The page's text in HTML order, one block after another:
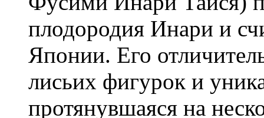
плодородия Инари и
Японии. Его
лисьих фигурок и
протянувшаяся на